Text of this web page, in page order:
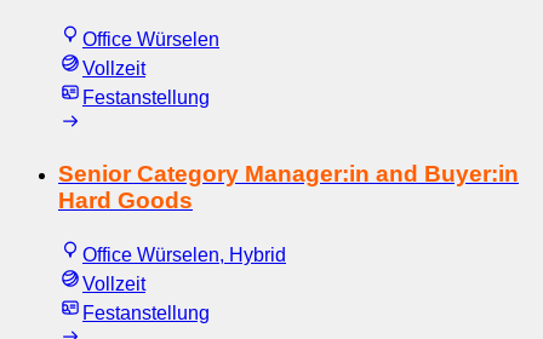
Office Würselen
Vollzeit
Festanstellung
Senior Category Manager:in and Buyer:in
Hard Goods
Office Würselen, Hybrid
Vollzeit
Festanstellung